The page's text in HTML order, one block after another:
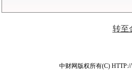
转至
中财网版权所有(C)